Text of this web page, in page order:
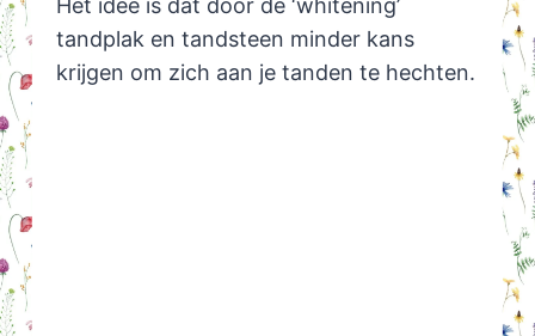
Het idee is dat door de ‘whitening’
tandplak en tandsteen minder kans
krijgen om zich aan je tanden te hechten.